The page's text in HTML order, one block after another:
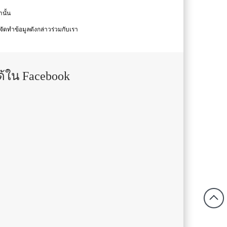
นั้น
ดทำข้อมูลดังกล่าวร่วมกับเรา
น Facebook